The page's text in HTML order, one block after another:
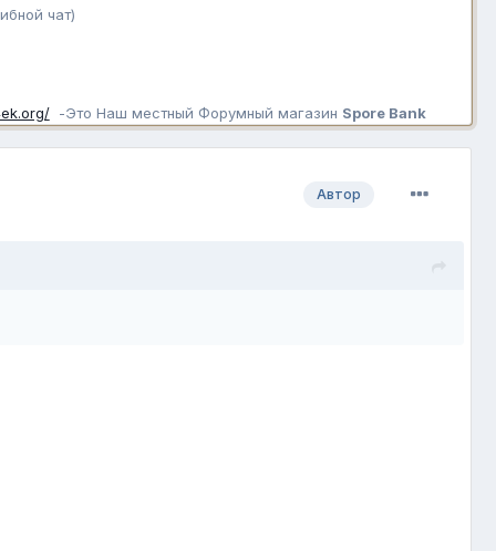
чат)
-Это Наш местный Форумный магазин Spore Bank
Автор